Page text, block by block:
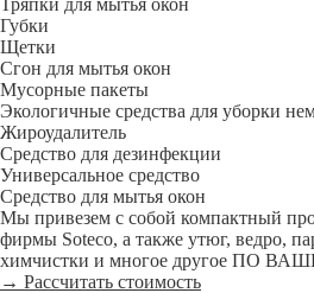
Тряпки для мытья окон
Губки
Щетки
Сгон для мытья окон
Мусорные пакеты
Экологичные средства для уборки
Жироудалитель
Средство для дезинфекции
Универсальное средство
Средство для мытья окон
Мы привезем с собой компактный
фирмы Soteco, а также утюг, ведро,
химчистки и многое другое ПО
→ Рассчитать стоимость